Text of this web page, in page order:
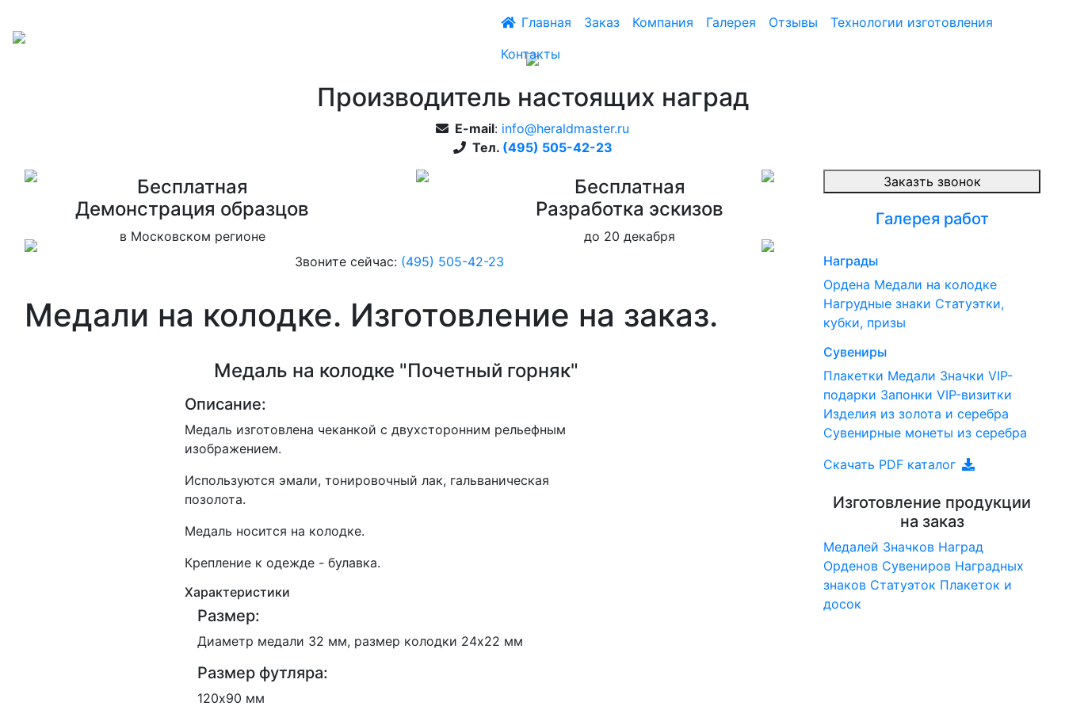
Производитель настоящих наград
E-mail: info@heraldmaster.ru
Тел. (495) 505-42-23
Главная Заказ Компания Галерея Отзывы
Технологии изготовления
Контакты
Бесплатная
Дeмонстрация образцов
в Московском регионе
Бесплатная
Pазработка эскизов
до 20 декабря
Звоните сейчас: (495) 505-42-23
Медали на колодке. Изготовление на заказ.
Медаль на колодке "Почетный горняк"
Описание:
Медаль изготовлена чеканкой с двухсторонним рельефным
изображением.
Используются эмали, тонировочный лак, гальваническая
позолота.
Медаль носится на колодке.
Крепление к одежде - булавка.
Характеристики
Размер:
Диаметр медали 32 мм, размер колодки 24х22 мм
Размер футляра:
120х90 мм
Заказть звонок
Галерея работ
Награды
Ордена Медали на колодке
Нагрудные знаки Статуэтки,
кубки, призы
Сувениры
Плакетки Медали Значки VIP-
подарки Запонки VIP-визитки
Изделия из золота и серебра
Сувенирные монеты из серебра
Скачать PDF каталог
Изготовление продукции
на заказ
Медалей Значков Наград
Орденов Сувениров Наградныx
знаков Статуэток Плакеток и
досок